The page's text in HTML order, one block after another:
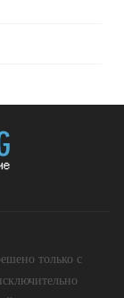
только с